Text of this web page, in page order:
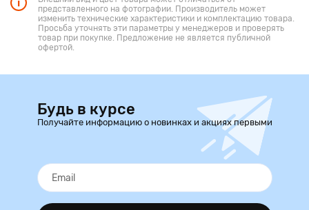
представленного на фотографии. Производитель может
изменить технические характеристики и комплектацию товара.
Просьба уточнять эти параметры у менеджеров и проверять
товар при покупке. Предложение не является публичной
офертой.
Будь в курсе
Получайте информацию о новинках и акциях первыми